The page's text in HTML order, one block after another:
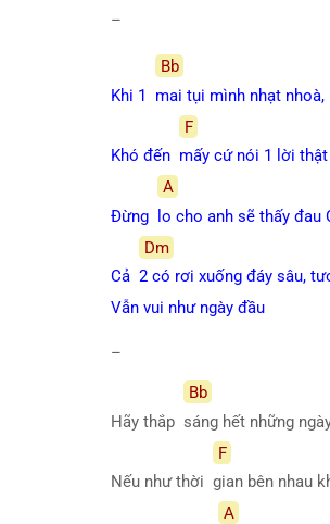
–
Khi 1
Bb
mai tụi mình nhạt
Khó đến
F
mấy cứ nói 1 lời
Đừng
A
lo cho anh sẽ thấy đau
Cả
Dm
2 có rơi xuống đáy sâu,
Vẫn vui như ngày đầu
–
Hãy thắp
Bb
sáng hết những
Nếu như thời
F
gian bên nhau
A